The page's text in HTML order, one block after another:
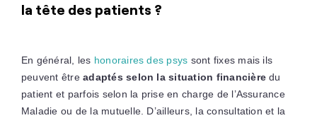
la tête des patients ?
En général, les honoraires des psys sont fixes mais ils
peuvent êtreadaptés selon la situation financière du
patient et parfois selon la prise en charge de l’Assurance
Maladie ou de la mutuelle. D’ailleurs, la consultation et la